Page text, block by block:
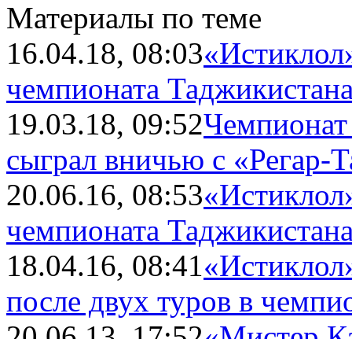
Материалы по теме
16.04.18, 08:03
чемпионата
19.03.18, 09:52
сыграл вничью с «Регар-
20.06.16, 08:53
чемпионата
18.04.16, 08:41
после двух туров в